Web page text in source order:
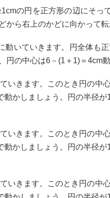
の円を正方形の辺にそっ
から右上のかどに向かって転
いていきます。円全体も
の中心は6－(1＋1)＝4cm
きます。このとき円の中
かしましょう。円の半径
きます。このとき円の中
かしましょう。円の半径
きます。このとき円の中